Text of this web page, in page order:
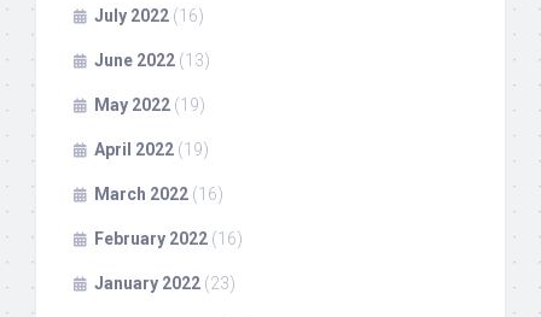
July 2022 (16)
June 2022 (13)
May 2022 (19)
April 2022 (19)
March 2022 (16)
February 2022 (16)
January 2022 (23)